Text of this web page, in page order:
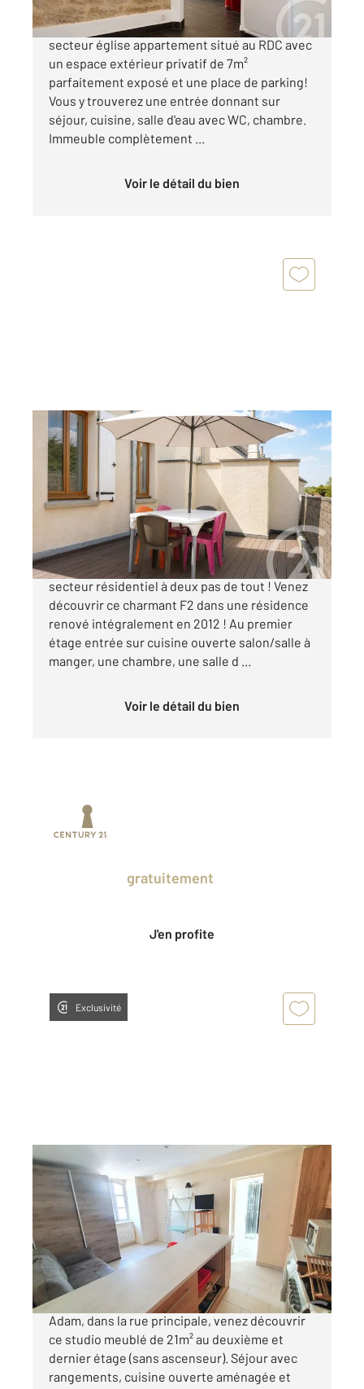
Champagne-sur-Oise - Idéalement située,
secteur église appartement situé au RDC avec
un espace extérieur privatif de 7m²
parfaitement exposé et une place de parking!
Vous y trouverez une entrée donnant sur
séjour, cuisine, salle d'eau avec WC, chambre.
Immeuble complètement ...
Voir le détail du bien
CHAMPAGNE SUR OISE 95
31,80 m
, 2 pièces
Ref : 680358
Appartement F2 à vendre
175 500 €
Champagne-sur-Oise - Secteur église Dans un
secteur résidentiel à deux pas de tout ! Venez
découvrir ce charmant F2 dans une résidence
renové intégralement en 2012 ! Au premier
étage entrée sur cuisine ouverte salon/salle à
manger, une chambre, une salle d ...
Voir le détail du bien
gratuitement
J'en profite
Exclusivité
L ISLE ADAM 95
21,10 m
, 1 pièce
Ref : 679613
Appartement F1 à vendre
114 000 €
L'ISLE ADAM (95290) En plein centre de l'Isle
Adam, dans la rue principale, venez découvrir
ce studio meublé de 21m² au deuxième et
dernier étage (sans ascenseur). Séjour avec
rangements, cuisine ouverte aménagée et